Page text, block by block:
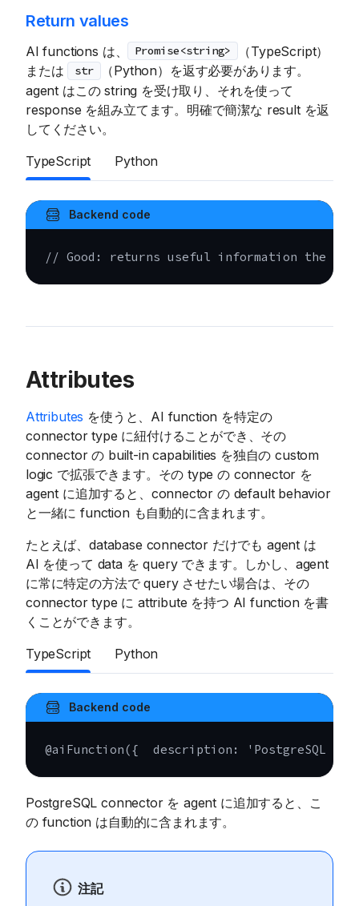
Return values
AI functions は、 Promise<string>
（TypeScript）
または
str
（Python）を返す必要があります。
agent はこの string を受け取り、それを使って
response を組み立てます。明確で簡潔な result を返
してください。
TypeScript
Python
Backend code
// Good: returns useful information the
Attributes
Attributes を使うと、AI function を特定の
connector type に紐付けることができ、その
connector の built-in capabilities を独自の custom
logic で拡張できます。その type の connector を
agent に追加すると、connector の default behavior
と一緒に function も自動的に含まれます。
たとえば、database connector だけでも agent は
AI を使って data を query できます。しかし、agent
に常に特定の方法で query させたい場合は、その
connector type に attribute を持つ AI function を書
くことができます。
TypeScript
Python
Backend code
@aiFunction({
  description
: 'PostgreSQL
PostgreSQL connector を agent に追加すると、こ
の function は自動的に含まれます。
注記